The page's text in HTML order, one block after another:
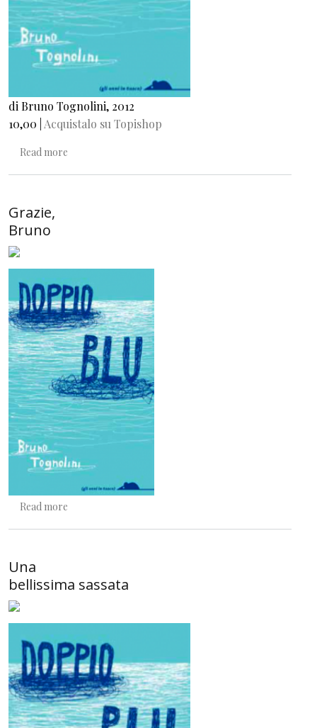
di Bruno Tognolini, 2012
10,00 | Acquistalo su Topishop
Read more
Grazie,
Bruno
Read more
Una
bellissima sassata